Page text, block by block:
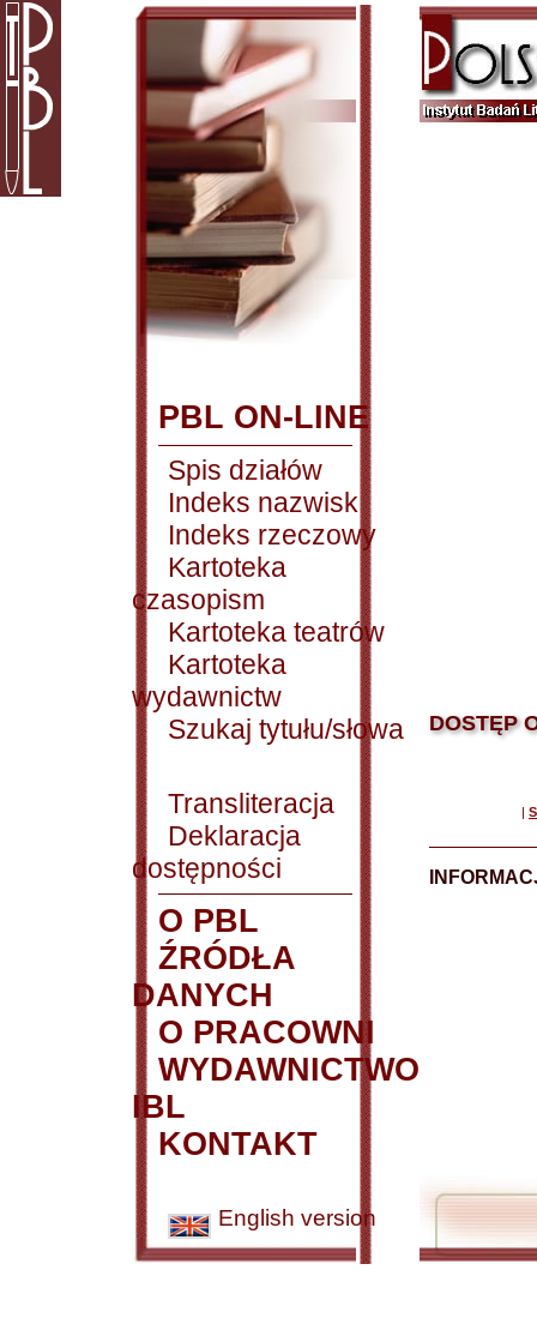
PBL ON-LINE
Spis działów
Indeks nazwisk
Indeks rzeczowy
Kartoteka
czasopism
Kartoteka teatrów
Kartoteka
wydawnictw
Szukaj tytułu/słowa
Transliteracja
Deklaracja
dostępności
O PBL
ŹRÓDŁA
DANYCH
O PRACOWNI
WYDAWNICTWO
IBL
KONTAKT
English version
DOSTĘP
|